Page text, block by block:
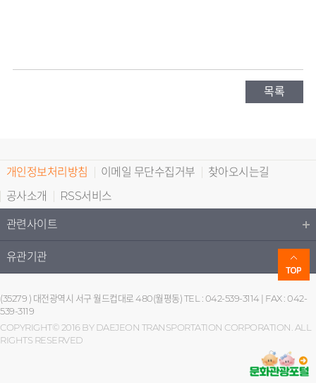
목록
개인정보처리방침 이메일 무단수집거부
찾아오시는길
공사소개
RSS서비스
관련사이트
유관기관
(35279 ) 대전광역시 서구 월드컵대로 480(월평동) TEL : 042-539-3114 | FAX : 042-
539-3119
COPYRIGHT© 2016 BY DAEJEON TRANSPORTATION CORPORATION. ALL
RIGHTS RESERVED